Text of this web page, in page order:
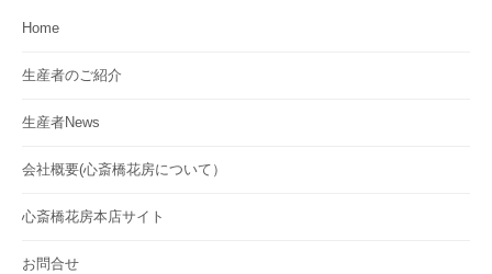
Home
生産者のご紹介
生産者News
会社概要(心斎橋花房について）
心斎橋花房本店サイト
お問合せ